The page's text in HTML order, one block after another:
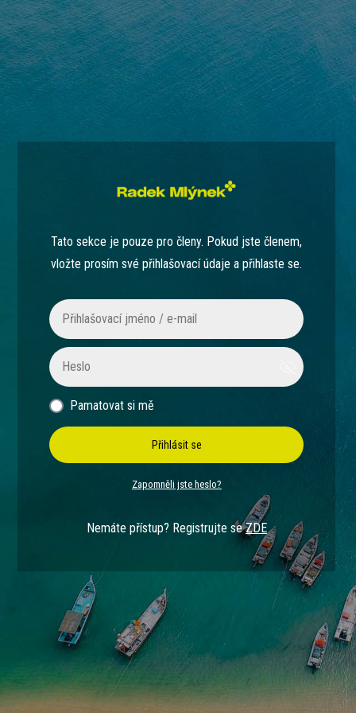
Tato sekce je pouze pro členy. Pokud jste členem,
vložte prosím své přihlašovací údaje a přihlaste se.
Pamatovat si mě
Přihlásit se
Zapomněli jste heslo?
Nemáte přístup? Registrujte seZDE